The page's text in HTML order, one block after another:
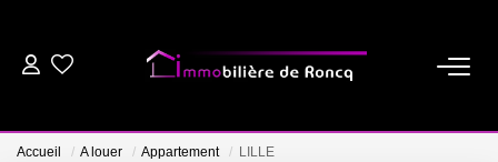
Accueil A louer Appartement LILLE